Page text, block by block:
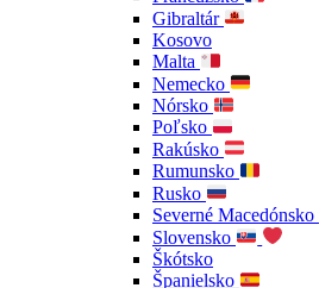
Gibraltár
Kosovo
Malta
Nemecko
Nórsko
Poľsko
Rakúsko
Rumunsko
Rusko
Severné Macedónsko
Slovensko
Škótsko
Španielsko